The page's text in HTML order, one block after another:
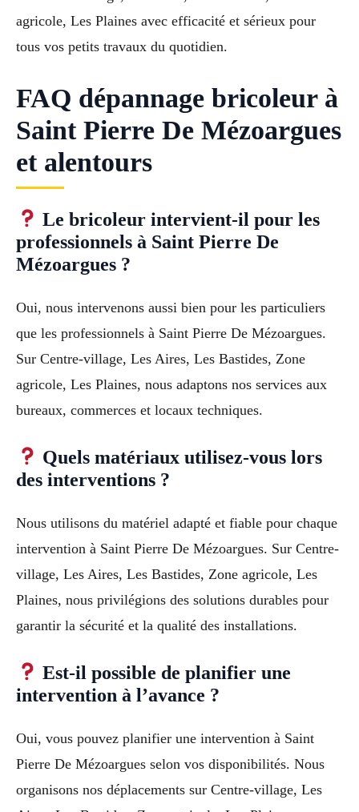
agricole, Les Plaines avec efficacité et sérieux pour
tous vos petits travaux du quotidien.
FAQ dépannage bricoleur à
Saint Pierre De Mézoargues
et alentours
Le bricoleur intervient-il pour les
professionnels à Saint Pierre De
Mézoargues ?
Oui, nous intervenons aussi bien pour les particuliers
que les professionnels à Saint Pierre De Mézoargues.
Sur Centre-village, Les Aires, Les Bastides, Zone
agricole, Les Plaines, nous adaptons nos services aux
bureaux, commerces et locaux techniques.
Quels matériaux utilisez-vous lors
des interventions ?
Nous utilisons du matériel adapté et fiable pour chaque
intervention à Saint Pierre De Mézoargues. Sur Centre-
village, Les Aires, Les Bastides, Zone agricole, Les
Plaines, nous privilégions des solutions durables pour
garantir la sécurité et la qualité des installations.
Est-il possible de planifier une
intervention à l’avance ?
Oui, vous pouvez planifier une intervention à Saint
Pierre De Mézoargues selon vos disponibilités. Nous
organisons nos déplacements sur Centre-village, Les